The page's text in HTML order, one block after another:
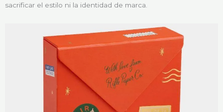
sacrificar el estilo ni la identidad de marca.